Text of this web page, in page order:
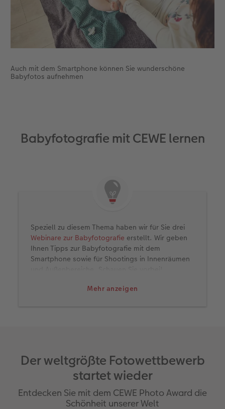
Auch mit dem Smartphone können Sie wunderschöne
Babyfotos aufnehmen
Babyfotografie mit CEWE lernen
Mehr anzeigen
Speziell zu diesem Thema haben wir für Sie drei
Webinare zur Babyfotografie erstellt. Wir geben
Ihnen Tipps zur Babyfotografie mit dem
Smartphone sowie für Shootings in Innenräumen
Der weltgrößte Fotowettbewerb
startet wieder
Entdecken Sie mit dem CEWE Photo Award die
Schönheit unserer Welt